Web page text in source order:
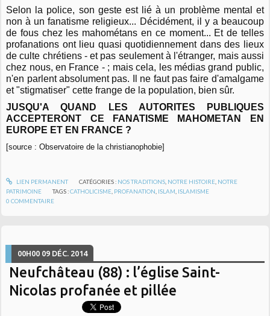
Selon la police, son geste est lié à un problème mental et
non à un fanatisme religieux... Décidément, il y a beaucoup
de fous chez les mahométans en ce moment... Et de telles
profanations ont lieu quasi quotidiennement dans des lieux
de culte chrétiens - et pas seulement à l'étranger, mais aussi
chez nous, en France - ; mais cela, les médias grand public,
n'en parlent absolument pas. Il ne faut pas faire d'amalgame
et "stigmatiser" cette frange de la population, bien sûr.
JUSQU'A QUAND LES AUTORITES PUBLIQUES
ACCEPTERONT CE FANATISME MAHOMETAN EN
EUROPE ET EN FRANCE ?
[source : Observatoire de la christianophobie]
LIEN PERMANENT CATÉGORIES : NOS TRADITIONS, NOTRE HISTOIRE, NOTRE
PATRIMOINE
TAGS :CATHOLICISME PROFANATION ISLAM ISLAMISME
0 COMMENTAIRE
00H00 09 DÉC. 2014
Neufchâteau (88) : l’église Saint-
Nicolas profanée et pillée